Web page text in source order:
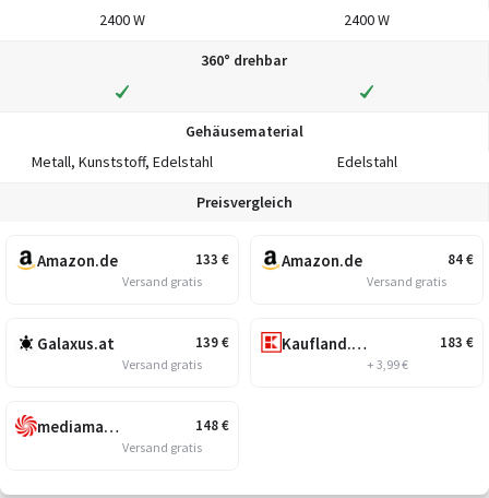
2400 W
2400 W
360° drehbar
Gehäusematerial
Metall, Kunststoff, Edelstahl
Edelstahl
Preisvergleich
133 €
Amazon.de
Versand gratis
139€
Galaxus.at
Versand gratis
148€
mediamarkt.at
Versand gratis
84€
Amazon.de
Versand gratis
183 €
Kaufland.at
+ 3,99 €